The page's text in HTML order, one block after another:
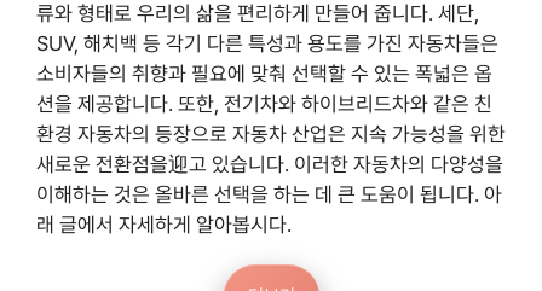
류와 형태로 우리의 삶을 편리하게 만들어 줍니다. 세단,
SUV, 해치백 등 각기 다른 특성과 용도를 가진 자동차들은
소비자들의 취향과 필요에 맞춰 선택할 수 있는 폭넓은 옵
션을 제공합니다. 또한, 전기차와 하이브리드차와 같은 친
환경 자동차의 등장으로 자동차 산업은 지속 가능성을 위한
새로운 전환점을迎고 있습니다. 이러한 자동차의 다양성을
이해하는 것은 올바른 선택을 하는 데 큰 도움이 됩니다. 아
래 글에서 자세하게 알아봅시다.